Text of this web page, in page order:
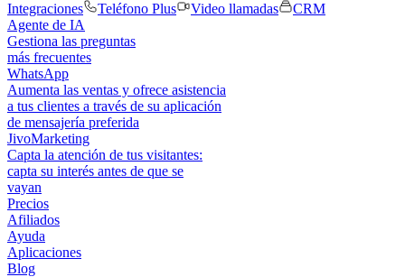
Integraciones
Teléfono Plus Video llamadas
CRM
Agente de IA
Gestiona las preguntas
más frecuentes
WhatsApp
Aumenta las ventas y ofrece asistencia
a tus clientes a través de su aplicación
de mensajería preferida
JivoMarketing
Capta la atención de tus visitantes:
capta su interés antes de que se
vayan
Precios
Afiliados
Ayuda
Aplicaciones
Blog